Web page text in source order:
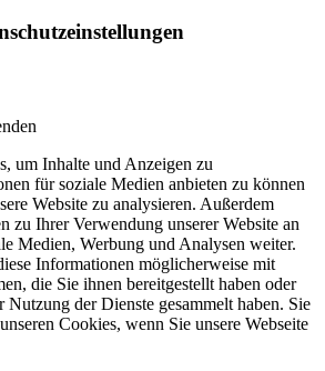
um Inhalte und Anzeigen zu
für soziale Medien anbieten zu können
Website zu analysieren. Außerdem
zu Ihrer Verwendung unserer Website an
Medien, Werbung und Analysen weiter.
Informationen möglicherweise mit
die Sie ihnen bereitgestellt haben oder
Nutzung der Dienste gesammelt haben. Sie
Cookies, wenn Sie unsere Webseite